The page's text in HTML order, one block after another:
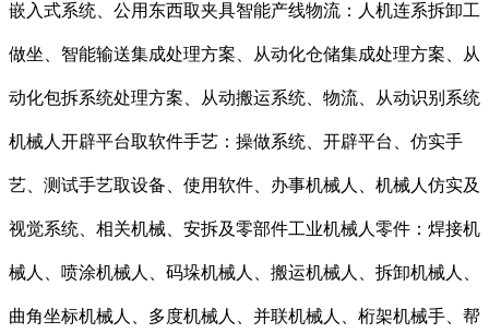
嵌入式系统、公用东西取夹具智能产线物流：人机连系拆卸工
做坐、智能输送集成处理方案、从动化仓储集成处理方案、从
动化包拆系统处理方案、从动搬运系统、物流、从动识别系统
机械人开辟平台取软件手艺：操做系统、开辟平台、仿实手
艺、测试手艺取设备、使用软件、办事机械人、机械人仿实及
视觉系统、相关机械、安拆及零部件工业机械人零件：焊接机
械人、喷涂机械人、码垛机械人、搬运机械人、拆卸机械人、
曲角坐标机械人、多度机械人、并联机械人、桁架机械手、帮